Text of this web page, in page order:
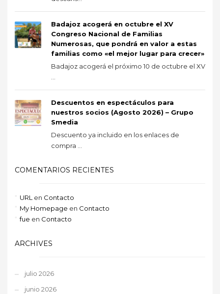
Badajoz acogerá en octubre el XV
Congreso Nacional de Familias
Numerosas, que pondrá en valor a estas
familias como «el mejor lugar para crecer»
Badajoz acogerá el próximo 10 de octubre el XV
...
Descuentos en espectáculos para
nuestros socios (Agosto 2026) – Grupo
Smedia
Descuento ya incluido en los enlaces de
compra ...
COMENTARIOS RECIENTES
URL en Contacto
My Homepage en Contacto
fue en Contacto
ARCHIVES
julio 2026
junio 2026